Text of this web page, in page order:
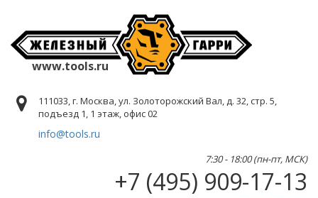
www.tools.ru
111033, г. Москва, ул. Золоторожский Вал, д. 32, стр. 5,
подъезд 1, 1 этаж, офис 02
info@tools.ru
7:30 - 18:00 (пн-пт, МСК)
+7 (495) 909-17-13